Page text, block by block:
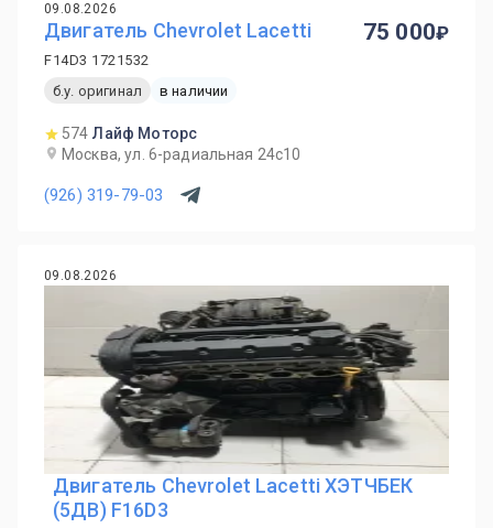
09.08.2026
Двигатель Chevrolet Lacetti
F14D3 1721532
б.у. оригинал
в наличии
574 Лайф Моторс
Москва, ул. 6-радиальная 24с10
(926) 319-79-03
75 000
09.08.2026
Двигатель Chevrolet Lacetti ХЭТЧБЕК
(5ДВ) F16D3